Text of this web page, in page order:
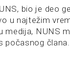
bio je deo
u najtežim
medija, NUNS
počasnog člana.